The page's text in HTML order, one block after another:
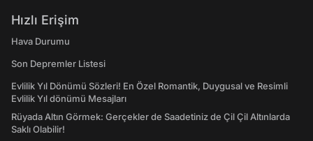
Hızlı Erişim
Hava Durumu
Son Depremler Listesi
Evlilik Yıl Dönümü Sözleri! En Özel Romantik, Duygusal ve Resimli
Evlilik Yıl dönümü Mesajları
Rüyada Altın Görmek: Gerçekler de Saadetiniz de Çil Çil Altınlarda
Saklı Olabilir!